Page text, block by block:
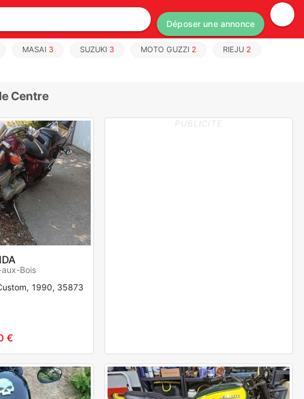
Déposer une annonce
MASAI 3 SUZUKI 3 MOTO GUZZI 2 RIEJU 2
Centre
Bois
1990, 35873
€
PUBLICITE